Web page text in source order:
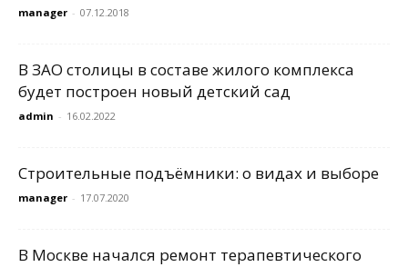
manager - 07.12.2018
В ЗАО столицы в составе жилого комплекса
будет построен новый детский сад
admin - 16.02.2022
Строительные подъёмники: о видах и выборе
manager - 17.07.2020
В Москве начался ремонт терапевтического